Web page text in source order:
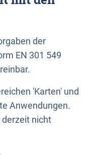
der
EN 301 549
'Karten' und
Anwendungen.
derzeit nicht